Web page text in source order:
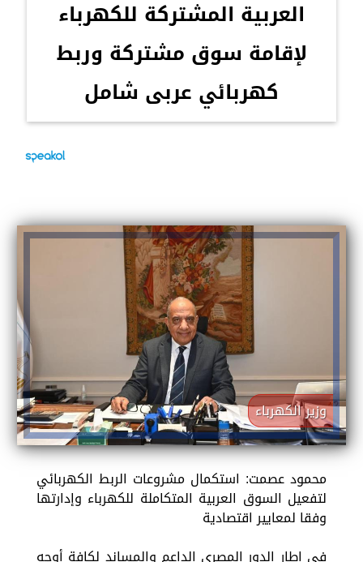
العربية المشتركة للكهرباء
لإقامة سوق مشتركة وربط
كهربائي عربى شامل
وزير الكهرباء
محمود عصمت: استكمال مشروعات الربط الكهربائي
لتفعيل السوق العربية المتكاملة للكهرباء وإدارتها
وفقا لمعايير اقتصادية
فى اطار الدور المصري الداعم والمساند لكافة أوجه